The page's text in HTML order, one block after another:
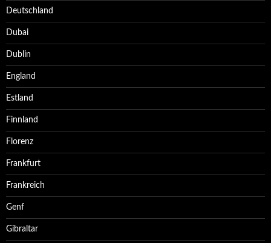
Deutschland
Dubai
Dublin
England
Estland
Finnland
Florenz
Frankfurt
Frankreich
Genf
Gibraltar